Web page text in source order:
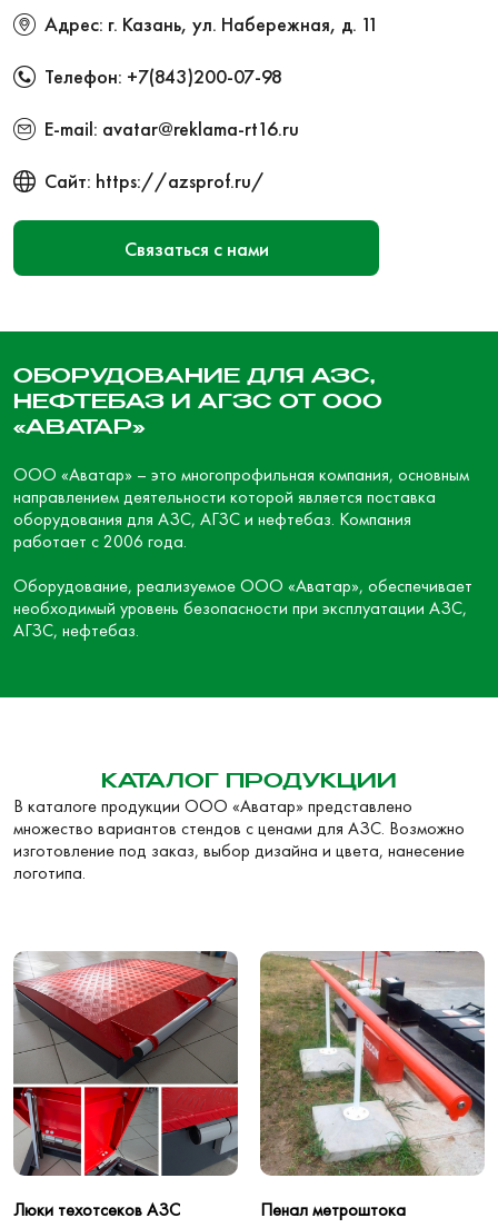
Адрес: г. Казань, ул. Набережная, д. 11
Телефон: +7(843)200-07-98
E-mail: avatar@reklama-rt16.ru
Сайт: https://azsprof.ru/
Связаться с нами
ОБОРУДОВАНИЕ ДЛЯ АЗС,
НЕФТЕБАЗ И АГЗС ОТ ООО
«АВАТАР»
ООО «Аватар» – это многопрофильная компания, основным
направлением деятельности которой является поставка
оборудования для АЗС, АГЗС и нефтебаз. Компания
работает с 2006 года.
Оборудование, реализуемое ООО «Аватар», обеспечивает
необходимый уровень безопасности при эксплуатации АЗС,
АГЗС, нефтебаз.
КАТАЛОГ ПРОДУКЦИИ
В каталоге продукции ООО «Аватар» представлено
множество вариантов стендов с ценами для АЗС. Возможно
изготовление под заказ, выбор дизайна и цвета, нанесение
логотипа.
Люки техотсеков АЗС Пенал метроштока